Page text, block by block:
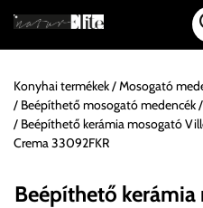
Konyhai termékek
Mosogató
Beépíthető mosogató medencék
Beépíthető kerámia mosogató
Crema 33092FKR
Beépíthető